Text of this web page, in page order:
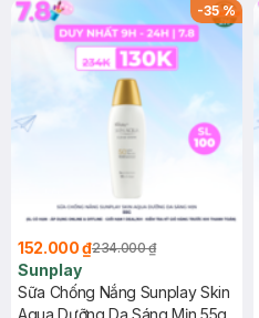
-35%
152.000 ₫234.000 ₫
Sunplay
Sữa Chống Nắng Sunplay Skin
Aqua Dưỡng Da Sáng Mịn 55g